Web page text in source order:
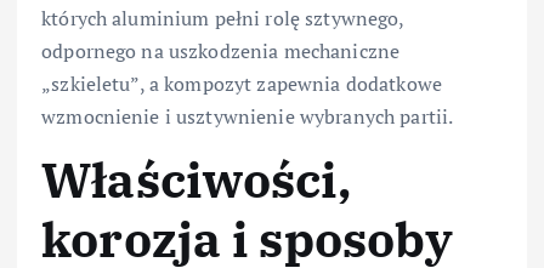
których aluminium pełni rolę sztywnego,
odpornego na uszkodzenia mechaniczne
„szkieletu”, a kompozyt zapewnia dodatkowe
wzmocnienie i usztywnienie wybranych partii.
Właściwości,
korozja i sposoby